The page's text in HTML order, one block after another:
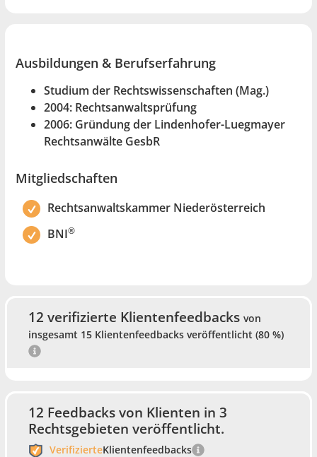
Ausbildungen & Berufserfahrung
Studium der Rechtswissenschaften (Mag.)
2004: Rechtsanwaltsprüfung
2006: Gründung der Lindenhofer-Luegmayer
Rechtsanwälte GesbR
Mitgliedschaften
Rechtsanwaltskammer Niederösterreich
BNI®
12 verifizierte Klientenfeedbacks von
insgesamt 15 Klientenfeedbacks veröffentlicht (80 %)
12 Feedbacks von Klienten in 3
Rechtsgebieten veröffentlicht.
VerifizierteKlientenfeedbacks